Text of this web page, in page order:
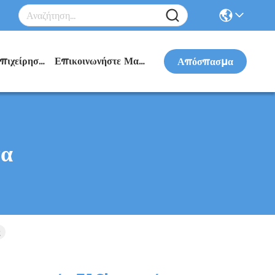
Ειδήσεις Επιχείρησης Επικοινωνήστε Μαζί Μας Απόσπασμα